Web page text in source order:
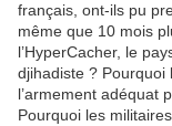
français, ont-ils pu
même que 10 mois
l’HyperCacher, le
djihadiste ? Pourquoi
l’armement adéquat
Pourquoi les